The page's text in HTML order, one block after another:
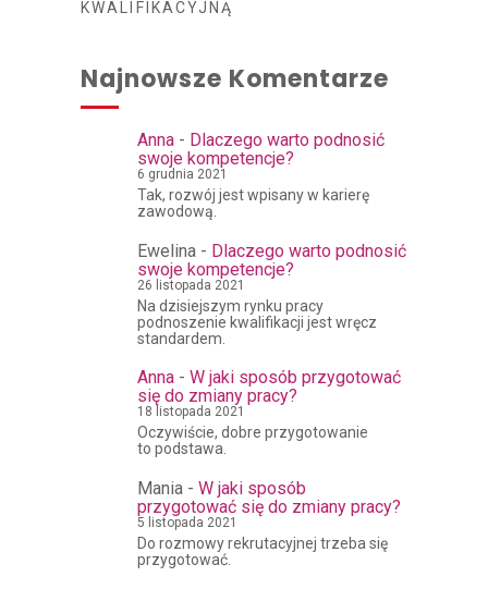
KWALIFIKACYJNĄ
Najnowsze Komentarze
Anna - Dlaczego warto podnosić
swoje kompetencje?
6 grudnia 2021
Tak, rozwój jest wpisany w karierę
zawodową.
Ewelina - Dlaczego warto podnosić
swoje kompetencje?
26 listopada 2021
Na dzisiejszym rynku pracy
podnoszenie kwalifikacji jest wręcz
standardem.
Anna - W jaki sposób przygotować
się do zmiany pracy?
18 listopada 2021
Oczywiście, dobre przygotowanie
to podstawa.
Mania - W jaki sposób
przygotować się do zmiany pracy?
5 listopada 2021
Do rozmowy rekrutacyjnej trzeba się
przygotować.